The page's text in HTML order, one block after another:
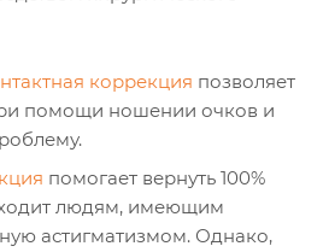
коррекция позволяет
помощи ношении очков и
помогает вернуть 100%
людям, имеющим
астигматизмом. Однако,